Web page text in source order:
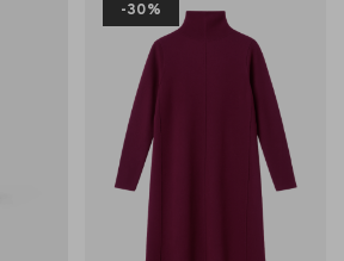
-30%